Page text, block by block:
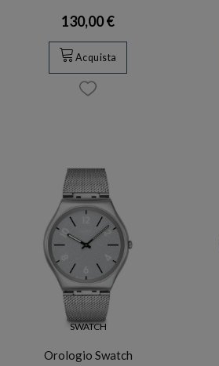
130,00 €
Acquista
SWATCH
Orologio Swatch